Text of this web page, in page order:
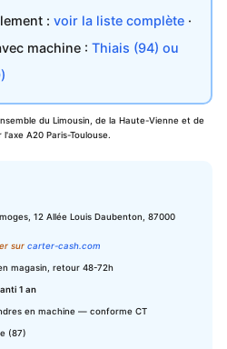
: voir la liste complète ·
machine : Thiais (94) ou
du Limousin, de la Haute-Vienne et de
A20 Paris-Toulouse.
12 Allée Louis Daubenton, 87000
surcarter-cash.com
magasin, retour 48-72h
1 an
en machine — conforme CT
(87)